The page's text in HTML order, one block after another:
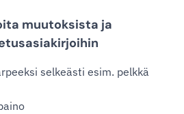
muutoksista ja
selkeästi esim. pelkkä